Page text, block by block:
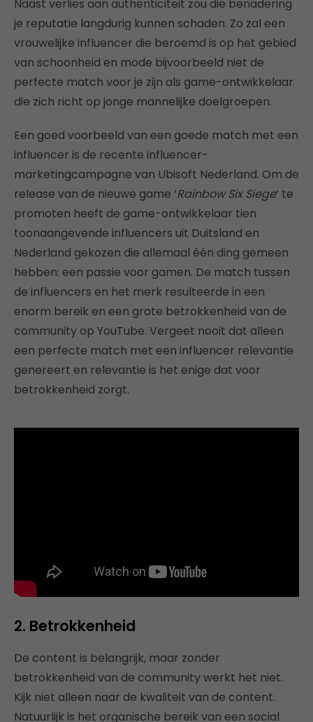
Naast verlies aan authenticiteit zou die benadering
je reputatie langdurig kunnen schaden. Zo zal een
vrouwelijke influencer die beroemd is op het gebied
van schoonheid en mode bijvoorbeeld niet de
perfecte match voor je zijn als game-ontwikkelaar
die zich richt op jonge mannelijke doelgroepen.
Een goed voorbeeld van een goede match met een
influencer is de recente influencer-
marketingcampagne van Ubisoft Nederland. Om de
release van de nieuwe game ‘Rainbow Six Siege‘ te
promoten heeft de game-ontwikkelaar tien
toonaangevende influencers uit Duitsland en
Nederland gekozen die allemaal één ding gemeen
hebben: een passie voor gamen. De match tussen
de influencers en het merk resulteerde in een
enorm bereik en een grote betrokkenheid van de
community op YouTube. Vergeet nooit dat alleen
een perfecte match met een influencer relevantie
genereert en relevantie is het enige dat voor
betrokkenheid zorgt.
2. Betrokkenheid
De content is belangrijk, maar zonder
betrokkenheid van de community werkt het niet.
Kijk niet alleen naar de kwaliteit van de content.
Natuurlijk is het organische bereik van een social